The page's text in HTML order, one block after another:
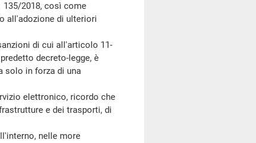
2018, così come
all'adozione di ulteriori
di cui all'articolo 11-
decreto-legge, è
solo in forza di una
elettronico, ricordo che
e dei trasporti, di
nelle more